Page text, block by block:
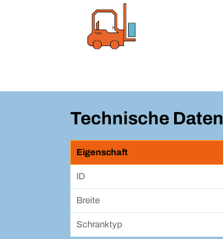
Technische Daten
Eigenschaft
ID
Breite
Schranktyp